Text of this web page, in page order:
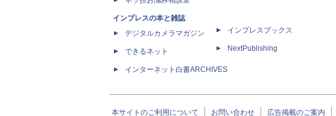
インプレスの本と雑誌
デジタルカメラマガジン
できるネット
インターネット白書ARCHIVES
インプレスブックス
NextPublishing
本サイトのご利用について お問い合わせ 広告掲載のご案内